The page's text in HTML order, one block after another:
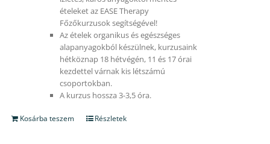
ételeket az EASE Therapy
Főzőkurzusok segítségével!
Az ételek organikus és egészséges
alapanyagokból készülnek, kurzusaink
hétköznap 18 hétvégén, 11 és 17 órai
kezdettel várnak kis létszámú
csoportokban.
A kurzus hossza 3-3,5 óra.
Kosárba teszem Részletek